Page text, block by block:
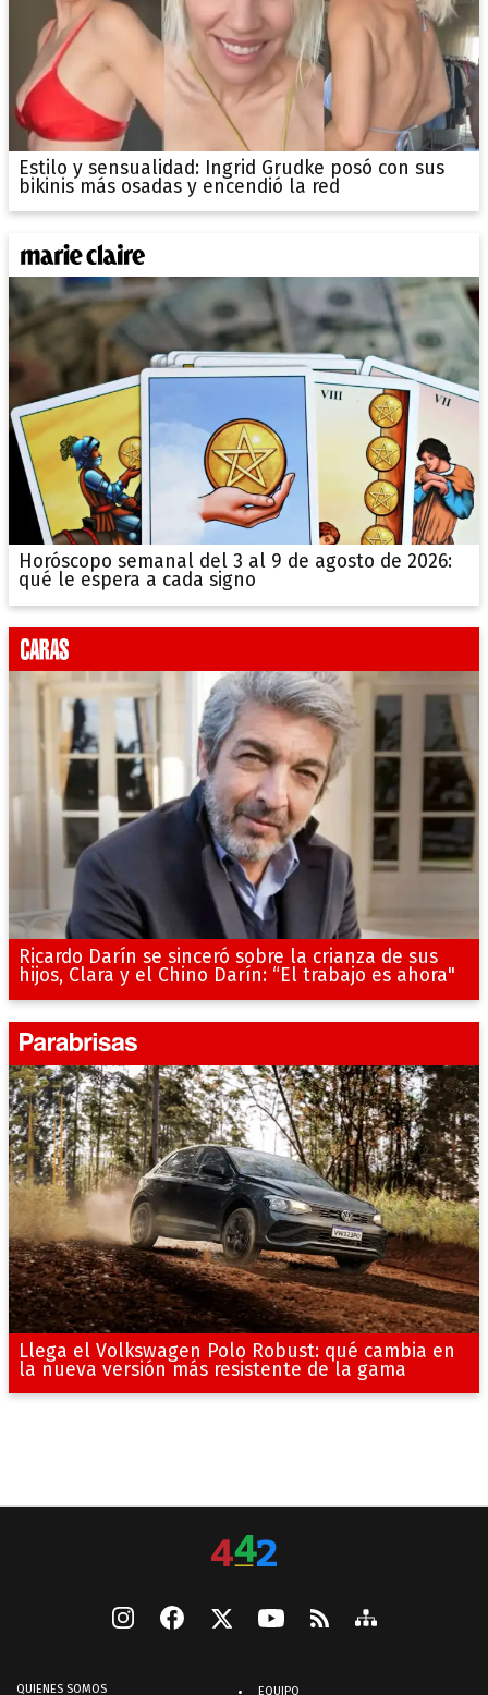
Estilo y sensualidad: Ingrid Grudke posó con sus
bikinis más osadas y encendió la red
Horóscopo semanal del 3 al 9 de agosto de 2026:
qué le espera a cada signo
Ricardo Darín se sinceró sobre la crianza de sus
hijos, Clara y el Chino Darín: “El trabajo es ahora"
Llega el Volkswagen Polo Robust: qué cambia en
la nueva versión más resistente de la gama
QUIENES SOMOS EQUIPO